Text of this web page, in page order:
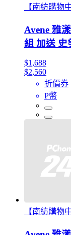
【南紡購物
Avene 雅
組 加送 史
$1,688
$2,560
折價券
P幣
【南紡購物